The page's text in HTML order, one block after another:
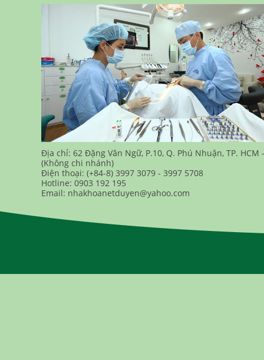
Địa chỉ: 62 Đặng Văn Ngữ, P.10, Q. Phú Nhuận, TP. HCM -
(Không chi nhánh)
Điện thoại: (+84-8) 3997 3079 - 3997 5708
Hotline: 0903 192 195
Email: nhakhoanetduyen@yahoo.com